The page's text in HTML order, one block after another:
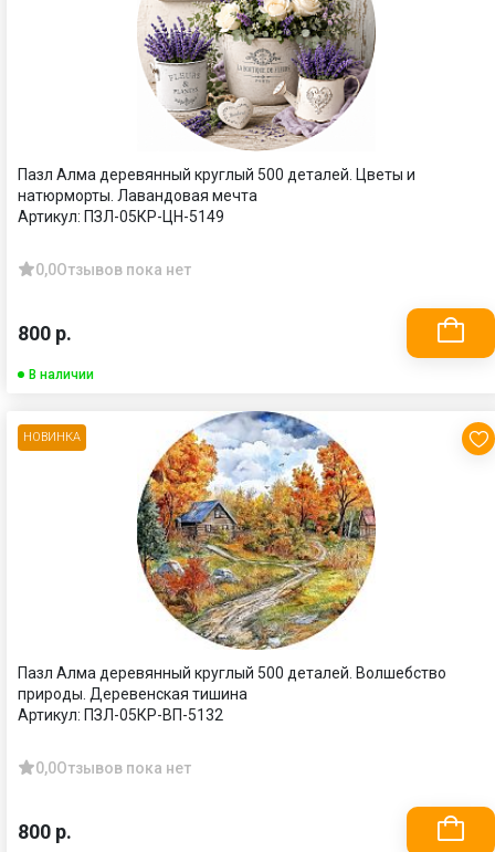
Пазл Алма деревянный круглый 500 деталей. Цветы и
натюрморты. Лавандовая мечта
Артикул: ПЗЛ-05КР-ЦН-5149
0,0Отзывов пока нет
800 р.
В наличии
НОВИНКА
Пазл Алма деревянный круглый 500 деталей. Волшебство
природы. Деревенская тишина
Артикул: ПЗЛ-05КР-ВП-5132
0,0Отзывов пока нет
800 р.